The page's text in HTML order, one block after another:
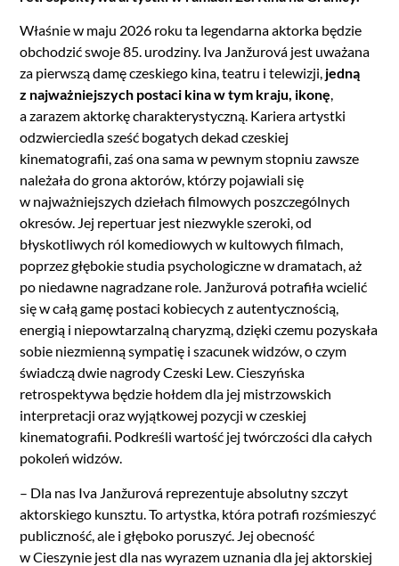
Właśnie w maju 2026 roku ta legendarna aktorka będzie
obchodzić swoje 85. urodziny. Iva Janžurová jest uważana
za pierwszą damę czeskiego kina, teatru i telewizji, jedną
z najważniejszych postaci kina w tym kraju, ikonę,
a zarazem aktorkę charakterystyczną. Kariera artystki
odzwierciedla sześć bogatych dekad czeskiej
kinematografii, zaś ona sama w pewnym stopniu zawsze
należała do grona aktorów, którzy pojawiali się
w najważniejszych dziełach filmowych poszczególnych
okresów. Jej repertuar jest niezwykle szeroki, od
błyskotliwych ról komediowych w kultowych filmach,
poprzez głębokie studia psychologiczne w dramatach, aż
po niedawne nagradzane role. Janžurová potrafiła wcielić
się w całą gamę postaci kobiecych z autentycznością,
energią i niepowtarzalną charyzmą, dzięki czemu pozyskała
sobie niezmienną sympatię i szacunek widzów, o czym
świadczą dwie nagrody Czeski Lew. Cieszyńska
retrospektywa będzie hołdem dla jej mistrzowskich
interpretacji oraz wyjątkowej pozycji w czeskiej
kinematografii. Podkreśli wartość jej twórczości dla całych
pokoleń widzów.
– Dla nas Iva Janžurová reprezentuje absolutny szczyt
aktorskiego kunsztu. To artystka, która potrafi rozśmieszyć
publiczność, ale i głęboko poruszyć. Jej obecność
w Cieszynie jest dla nas wyrazem uznania dla jej aktorskiej